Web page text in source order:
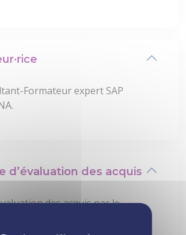
Formateur expert SAP
d’évaluation des acquis
des acquis par le